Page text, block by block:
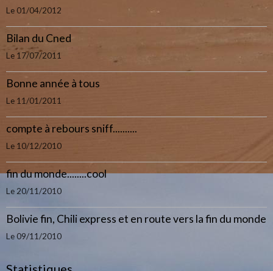
Le 01/04/2012
Bilan du Cned
Le 17/07/2011
Bonne année à tous
Le 11/01/2011
compte à rebours sniff..........
Le 10/12/2010
fin du monde........cool
Le 20/11/2010
Bolivie fin, Chili express et en route vers la fin du monde
Le 09/11/2010